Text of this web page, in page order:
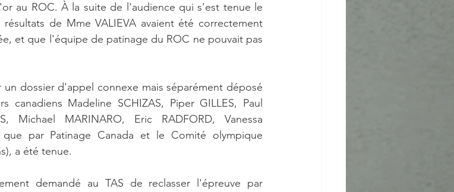
au ROC. À la suite de l'audience qui s'est tenue le
de Mme VALIEVA avaient été correctement
et que l'équipe de patinage du ROC ne pouvait pas
un dossier d'appel connexe mais séparément déposé
canadiens Madeline SCHIZAS, Piper GILLES, Paul
Michael MARINARO, Eric RADFORD, Vanessa
que par Patinage Canada et le Comité olympique
a été tenue.
demandé au TAS de reclasser l'épreuve par